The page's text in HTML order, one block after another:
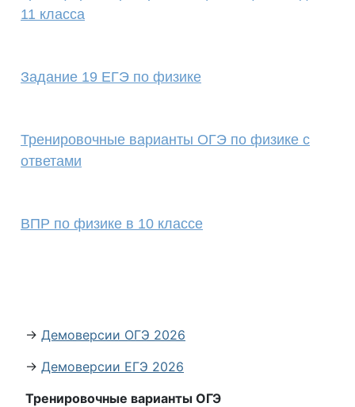
11 класса
Задание 19 ЕГЭ по физике
Тренировочные варианты ОГЭ по физике с
ответами
ВПР по физике в 10 классе
→ Демоверсии ОГЭ 2026
→ Демоверсии ЕГЭ 2026
Тренировочные варианты ОГЭ